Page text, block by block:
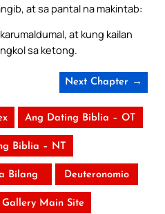
at sa pantal na makintab:
at kung kailan
sa ketong.
Next Chapter →
Ang Dating Biblia – OT
Biblia – NT
Bilang Deuteronomio
Main Site